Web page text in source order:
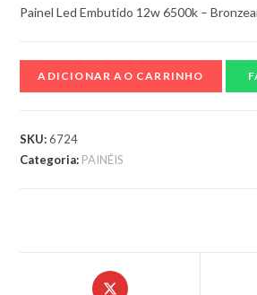
Painel Led Embutido 12w 6500k –
ADICIONAR AO CARRINHO
SKU:6724
Categoria: PAINÉIS